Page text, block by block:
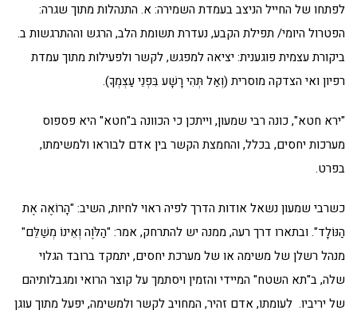
לפתחו של החייל הניצב בעמדת השמירה: א. התנהלות מתוך שגרה:
הפטרול היומי/ תפילת הקבע, נעדרת תשומת הלב, הרגש וההתרגשות ב.
ביקורת עצמית פוגענית: יציאה למפגש, לקשר ולפעילות מתוך עמדת
רפיון ואי הצדקה מוסרית (וְאַל תְּהִי רָשָׁע בִּפְנֵי עַצְמְךָ).
"ירא חטא", כונה רבי שמעון, וייתכן כי הכוונה ב"חטא" היא פספוס
מערכות יחסים, בכלל, והחמצת הקשר בין אדם לבוראו ולמשימתו,
בפרט.
כשרבי שמעון נשאל אודות הדרך לפיה ראוי לחיות, השיב: "הָרוֹאֶה אֶת
הַנּוֹלָד". ובתארו דרך רעה, ממנה יש להתרחק, אמר: "הַלֹּוֶה וְאֵינוֹ מְשַׁלֵּם"
מנהל רשלן של משימה או של מערכת יחסים, יתמקד ברובד הגלוי
שלה, ב"תא השטח" המיידי והזמין ויסתמך על קוצר הרואי ומגבלותיהם
של יריביו. לעומתו, אדם זהיר, המחויב לקשר ולמשימה, יפעל מתוך עוגן